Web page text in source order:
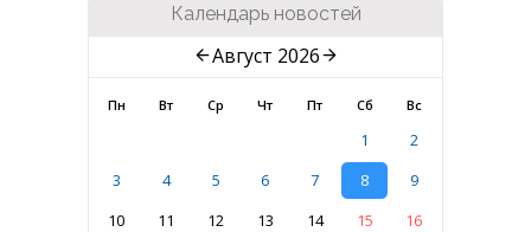
Календарь новостей
Август 2026
Пн Вт Ср Чт Пт Сб Вс
1
2
3
4 5 6 7 8
9
10
11 12 13 14 15
16